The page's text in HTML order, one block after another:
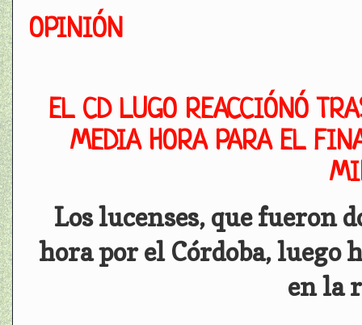
OPINIÓN
EL CD LUGO REACCIÓNÓ
MEDIA HORA PARA EL
Los lucenses, que fueron
hora por el Córdoba,
en la